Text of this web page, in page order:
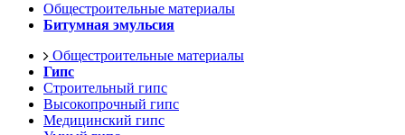
Общестроительные материалы
Битумная эмульсия
Общестроительные материалы
Гипс
Строительный гипс
Высокопрочный гипс
Медицинский гипс